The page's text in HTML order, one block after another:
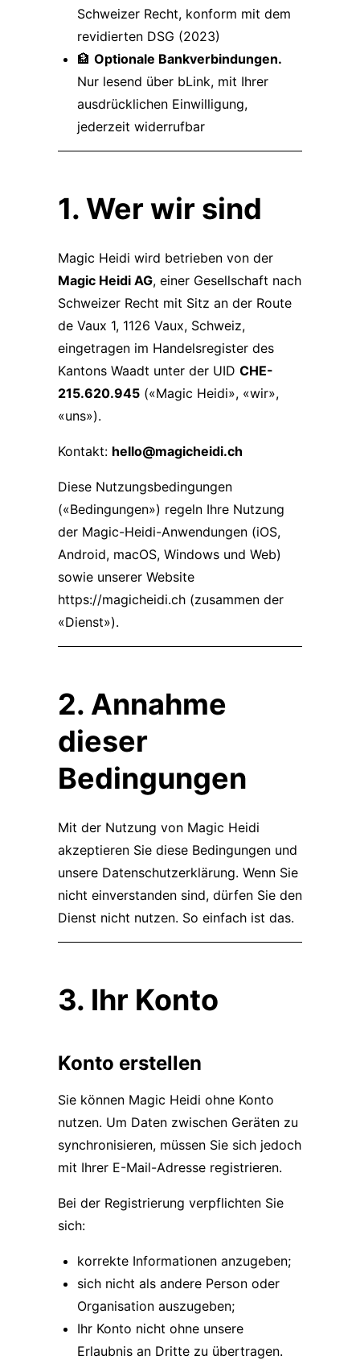
Schweizer Recht, konform mit dem
revidierten DSG (2023)
🏦 Optionale Bankverbindungen.
Nur lesend über bLink, mit Ihrer
ausdrücklichen Einwilligung,
jederzeit widerrufbar
1. Wer wir sind
Magic Heidi wird betrieben von der
Magic Heidi AG, einer Gesellschaft nach
Schweizer Recht mit Sitz an der Route
de Vaux 1, 1126 Vaux, Schweiz,
eingetragen im Handelsregister des
Kantons Waadt unter der UID CHE-
215.620.945 («Magic Heidi», «wir»,
«uns»).
Kontakt: hello@magicheidi.ch
Diese Nutzungsbedingungen
(«Bedingungen») regeln Ihre Nutzung
der Magic-Heidi-Anwendungen (iOS,
Android, macOS, Windows und Web)
sowie unserer Website
https://magicheidi.ch (zusammen der
«Dienst»).
2. Annahme
dieser
Bedingungen
Mit der Nutzung von Magic Heidi
akzeptieren Sie diese Bedingungen und
unsere Datenschutzerklärung. Wenn Sie
nicht einverstanden sind, dürfen Sie den
Dienst nicht nutzen. So einfach ist das.
3. Ihr Konto
Konto erstellen
Sie können Magic Heidi ohne Konto
nutzen. Um Daten zwischen Geräten zu
synchronisieren, müssen Sie sich jedoch
mit Ihrer E-Mail-Adresse registrieren.
Bei der Registrierung verpflichten Sie
sich:
korrekte Informationen anzugeben;
sich nicht als andere Person oder
Organisation auszugeben;
Ihr Konto nicht ohne unsere
Erlaubnis an Dritte zu übertragen.